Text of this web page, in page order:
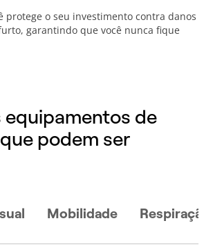
protege o seu investimento contra danos
garantindo que você nunca fique
equipamentos de
podem ser
Mobilidade